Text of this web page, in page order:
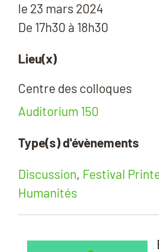
le 23 mars 2024
De 17h30 à 18h30
Lieu(x)
Centre des colloques
Auditorium 150
Type(s) d'évènements
Discussion, Festival
Humanités